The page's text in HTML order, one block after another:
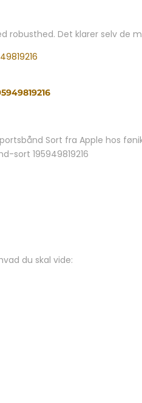
robusthed. Det klarer selv de
Sort fra Apple hos
195949819216
du skal vide: